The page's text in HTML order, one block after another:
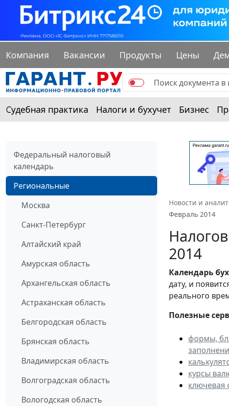
Компания Вакансии Продукты Цены
Судебная практика Налоги и бухучет Бизнес
Федеральный налоговый
календарь
Региональные
Москва
Санкт-Петербург
Алтайский край
Амурская область
Архангельская область
Астраханская область
Белгородская область
Брянская область
Владимирская область
Волгоградская область
Вологодская область
Новости и
Февраль 2014
2014
Календарь
дату, и
реального
Полезные
формы,
курсы
ключевая